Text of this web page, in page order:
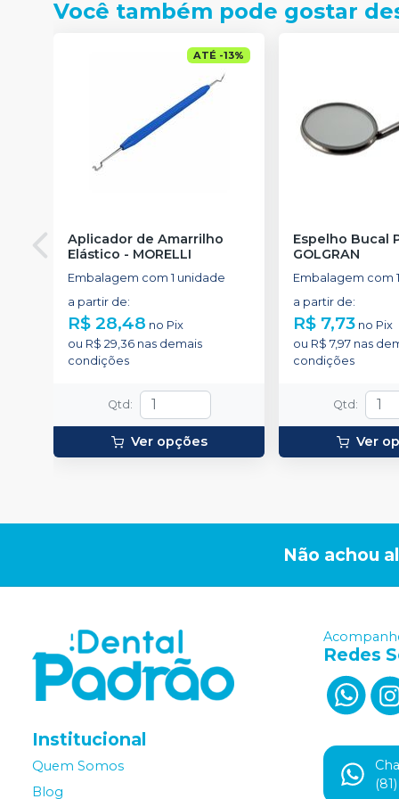
Você também pode gostar
ATÉ -13%
Aplicador de Amarrilho
Elástico - MORELLI
Embalagem com 1 unidade
a partir de:
R$ 28,48 no Pix
ou R$ 29,36 nas demais
condições
Qtd :
Ver opções
Espelho Bucal
GOLGRAN
Embalagem com
a partir de:
R$ 7,73 no Pix
ou R$ 7,97 nas
condições
Qtd :
Ver
Não achou
Institucional
Quem Somos
Blog
Redes